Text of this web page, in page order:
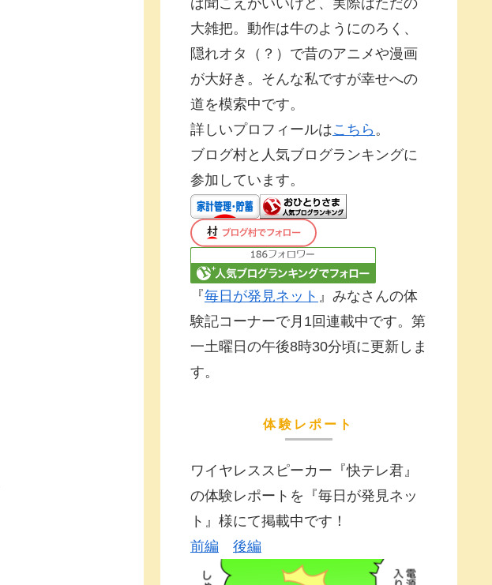
大雑把。動作は牛のようにのろく、
隠れオタ（？）で昔のアニメや漫画
が大好き。そんな私ですが幸せへの
道を模索中です。
詳しいプロフィールはこちら 。
ブログ村と人気ブログランキングに
参加しています。
『毎日が発見ネット 』みなさんの体
験記コーナーで月1回連載中です。第
一土曜日の午後8時30分頃に更新しま
す。
体験レポート
ワイヤレススピーカー『快テレ君』
の体験レポートを『毎日が発見ネッ
ト』様にて掲載中です！
前編
後編